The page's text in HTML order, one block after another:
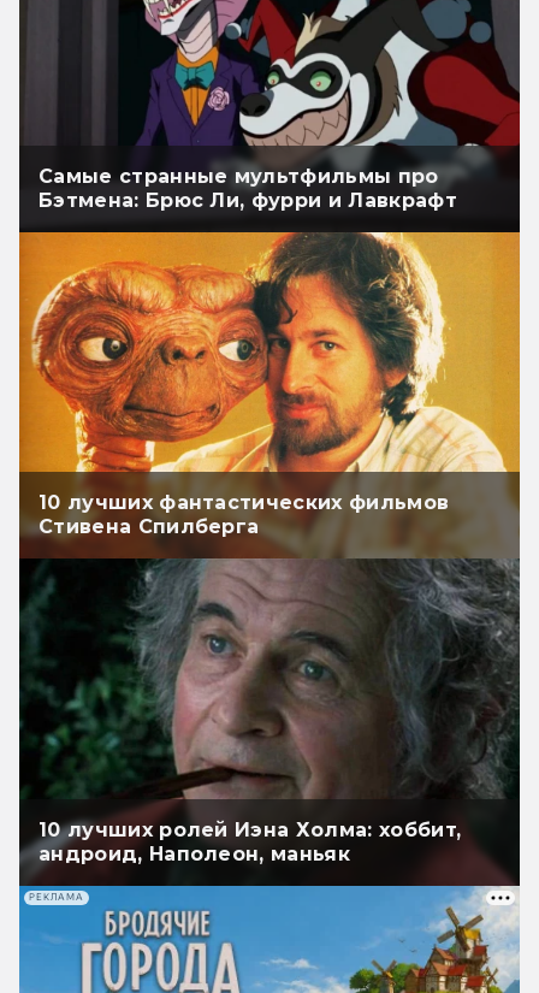
Самые странные мультфильмы про
Бэтмена: Брюс Ли, фурри и Лавкрафт
10 лучших фантастических фильмов
Стивена Спилберга
10 лучших ролей Иэна Холма: хоббит,
андроид, Наполеон, маньяк
РЕКЛАМА